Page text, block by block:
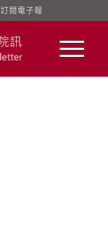
訂閱電子報